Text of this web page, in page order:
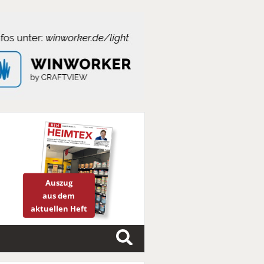
Auszug
aus dem
aktuellen Heft
S